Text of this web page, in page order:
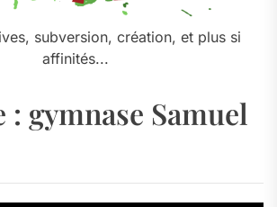
subversion, création, et plus si
affinités...
: gymnase Samuel